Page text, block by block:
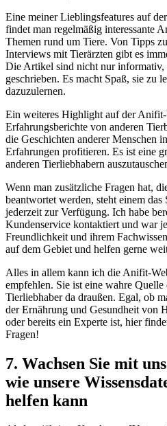
Eine meiner Lieblingsfeatures auf
findet⁤ man regelmäßig​ interessante
Themen rund um Tiere. Von Tipps
Interviews mit ‍Tierärzten gibt es
Die Artikel sind nicht nur informativ,
geschrieben. Es macht Spaß, sie zu
dazuzulernen.
Ein weiteres Highlight auf‍ der
Erfahrungsberichte von anderen
die Geschichten anderer Menschen
Erfahrungen ‍profitieren. Es ist eine
anderen Tierliebhabern
Wenn ‌man zusätzliche ‌Fragen hat,
beantwortet ⁣werden, ​steht einem⁤
jederzeit zur Verfügung. Ich habe
Kundenservice ‍kontaktiert und war
Freundlichkeit und ihrem
auf dem Gebiet und helfen gerne
Alles⁢ in allem kann⁤ ich die Anifit-
empfehlen. Sie ist‌ eine⁢ wahre ‍Quelle
Tierliebhaber da draußen. Egal, ob
⁣der Ernährung und Gesundheit von⁣
oder bereits ein Experte ist, hier
Fragen!
7. ⁢Wachsen Sie mit
wie unsere⁤
helfen kann